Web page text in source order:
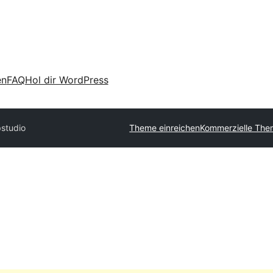
FAQHol dir WordPress
Theme einreichenKommerzielle